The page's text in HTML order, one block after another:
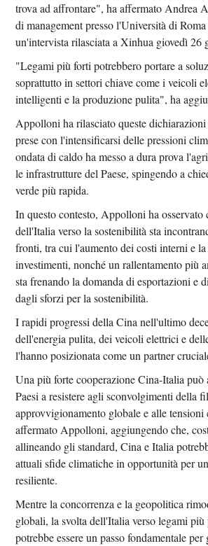
trova ad affrontare", ha affermato Andrea
di management presso l'Università di
un'intervista rilasciata a Xinhua giovedì 26
"Legami più forti potrebbero portare a
soprattutto in settori chiave come i veicoli
intelligenti e la produzione pulita", ha
Appolloni ha rilasciato queste
prese con l'intensificarsi delle pressioni
ondata di caldo ha messo a dura prova
le infrastrutture del Paese, spingendo a
verde più rapida.
In questo contesto, Appolloni ha osservato
dell'Italia verso la sostenibilità sta
fronti, tra cui l'aumento dei costi interni e
investimenti, nonché un rallentamento più
sta frenando la domanda di esportazioni e
dagli sforzi per la sostenibilità.
I rapidi progressi della Cina nell'ultimo
dell'energia pulita, dei veicoli elettrici e
l'hanno posizionata come un partner
Una più forte cooperazione Cina-Italia può
Paesi a resistere agli sconvolgimenti della
approvvigionamento globale e alle tensioni
affermato Appolloni, aggiungendo che,
allineando gli standard, Cina e Italia
attuali sfide climatiche in opportunità per
resiliente.
Mentre la concorrenza e la geopolitica
globali, la svolta dell'Italia verso legami
potrebbe essere un passo fondamentale per